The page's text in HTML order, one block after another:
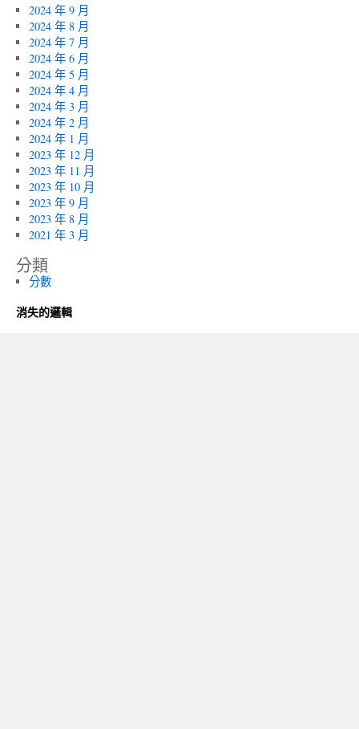
2024 年 9 月
2024 年 8 月
2024 年 7 月
2024 年 6 月
2024 年 5 月
2024 年 4 月
2024 年 3 月
2024 年 2 月
2024 年 1 月
2023 年 12 月
2023 年 11 月
2023 年 10 月
2023 年 9 月
2023 年 8 月
2021 年 3 月
分類
分數
消失的邏輯